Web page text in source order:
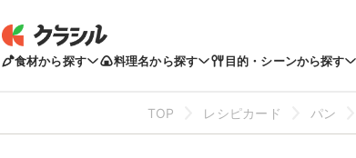
食材から探す 料理名から探す 目的・シーンから探す
TOP レシピカード パン